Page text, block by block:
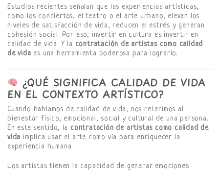
Estudios recientes señalan que las experiencias artísticas,
como los conciertos, el teatro o el arte urbano, elevan los
niveles de satisfacción de vida, reducen el estrés y generan
cohesión social. Por eso, invertir en cultura es invertir en
calidad de vida. Y la contratación de artistas como calidad
de vida es una herramienta poderosa para lograrlo.
¿QUÉ SIGNIFICA CALIDAD DE VIDA
EN EL CONTEXTO ARTÍSTICO?
Cuando hablamos de calidad de vida, nos referimos al
bienestar físico, emocional, social y cultural de una persona.
En este sentido, la contratación de artistas como calidad de
vida implica usar el arte como vía para enriquecer la
experiencia humana.
Los artistas tienen la capacidad de generar emociones